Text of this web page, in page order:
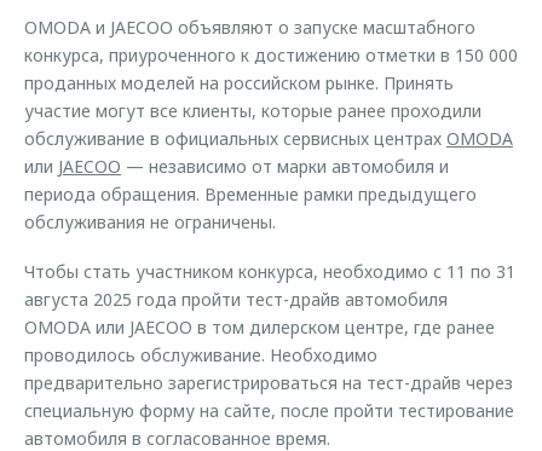
Трейд-ин
Калькулятор трейд-ин
Оригинальные аксессуары
Запчасти
OMODA и JAECOO объявляют о запуске масштабного
конкурса, приуроченного к достижению отметки в 150 000
проданных моделей на российском рынке. Принять
участие могут все клиенты, которые ранее проходили
обслуживание в официальных сервисных центрах OMODA
или JAECOO — независимо от марки автомобиля и
периода обращения. Временные рамки предыдущего
обслуживания не ограничены.
Чтобы стать участником конкурса, необходимо с 11 по 31
августа 2025 года пройти тест-драйв автомобиля
OMODA или JAECOO в том дилерском центре, где ранее
проводилось обслуживание. Необходимо
предварительно зарегистрироваться на тест-драйв через
специальную форму на сайте, после пройти тестирование
автомобиля в согласованное время.